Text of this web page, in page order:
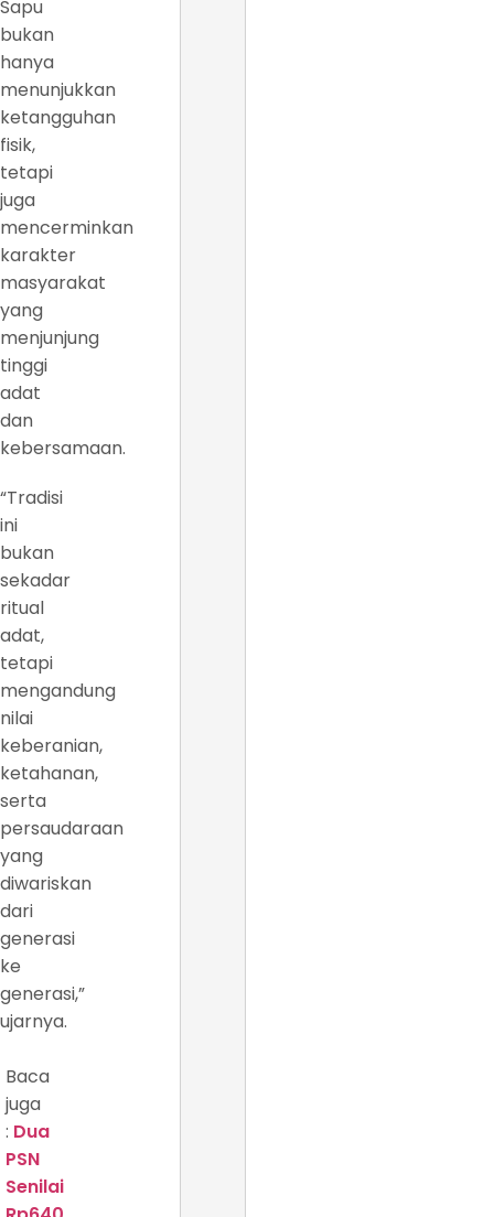
Sapu
bukan
hanya
menunjukkan
ketangguhan
fisik,
tetapi
juga
mencerminkan
karakter
masyarakat
yang
menjunjung
tinggi
adat
dan
kebersamaan.
“Tradisi
ini
bukan
sekadar
ritual
adat,
tetapi
mengandung
nilai
keberanian,
ketahanan,
serta
persaudaraan
yang
diwariskan
dari
generasi
ke
generasi,”
ujarnya.
Baca
juga
: Dua
PSN
Senilai